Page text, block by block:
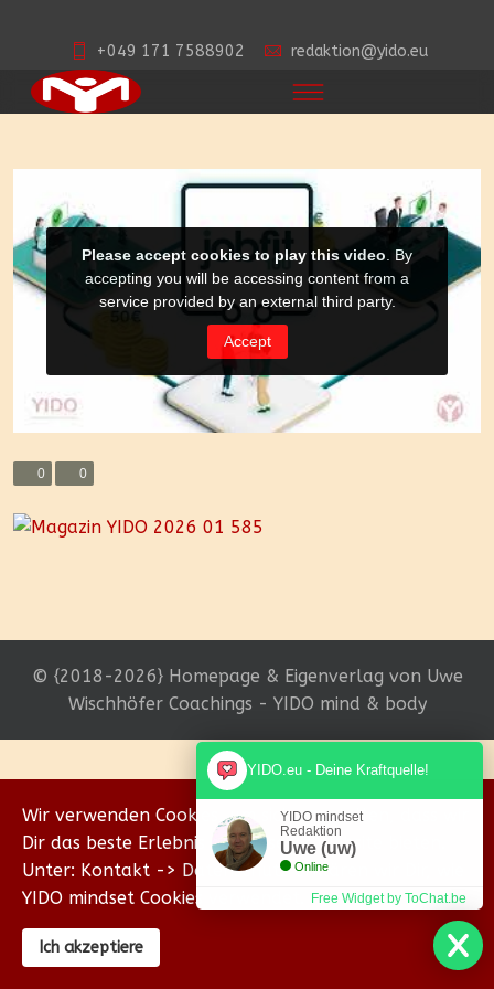
+049 171 7588902 redaktion@yido.eu
0 0
© {2018-2026} Homepage & Eigenverlag von Uwe
Wischhöfer Coachings - YIDO mind & body
Wir verwenden Cookies, um sicherzustellen, dass wir
Dir das beste Erlebnis auf unserer Website bieten.
Unter: Kontakt -> Datenschutz erklären wir Dir, wie
YIDO mindset Cookies verwendet.
Ich akzeptiere
YIDO.eu - Deine Kraftquelle!
YIDO mindset
Redaktion
Uwe (uw)
Online
Free Widget by ToChat.be